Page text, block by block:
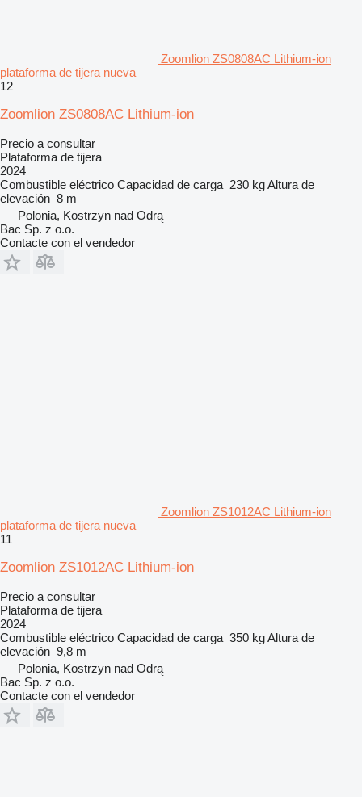
Zoomlion ZS0808AC Lithium-ion
plataforma de tijera nueva
12
Zoomlion ZS0808AC Lithium-ion
Precio a consultar
Plataforma de tijera
2024
Combustible eléctrico Capacidad de carga 230 kgAltura de
elevación 8 m
Polonia, Kostrzyn nad Odrą
Bac Sp. z o.o.
Contacte con el vendedor
Zoomlion ZS1012AC Lithium-ion
plataforma de tijera nueva
11
Zoomlion ZS1012AC Lithium-ion
Precio a consultar
Plataforma de tijera
2024
Combustible eléctrico Capacidad de carga 350 kgAltura de
elevación 9,8 m
Polonia, Kostrzyn nad Odrą
Bac Sp. z o.o.
Contacte con el vendedor